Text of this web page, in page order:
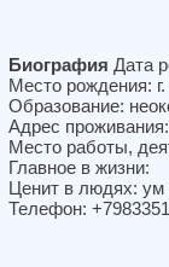
Биография Дата
Место рождения:
Образование:
Адрес
Место работы,
Главное в жизни:
Ценит в людях: ум
Телефон: